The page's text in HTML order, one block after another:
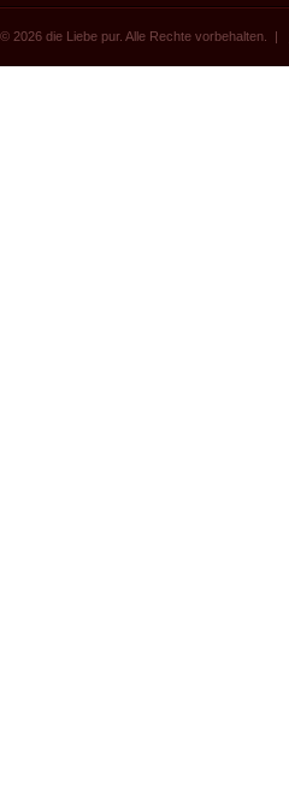
© 2026 die Liebe pur. Alle Rechte vorbehalten. |